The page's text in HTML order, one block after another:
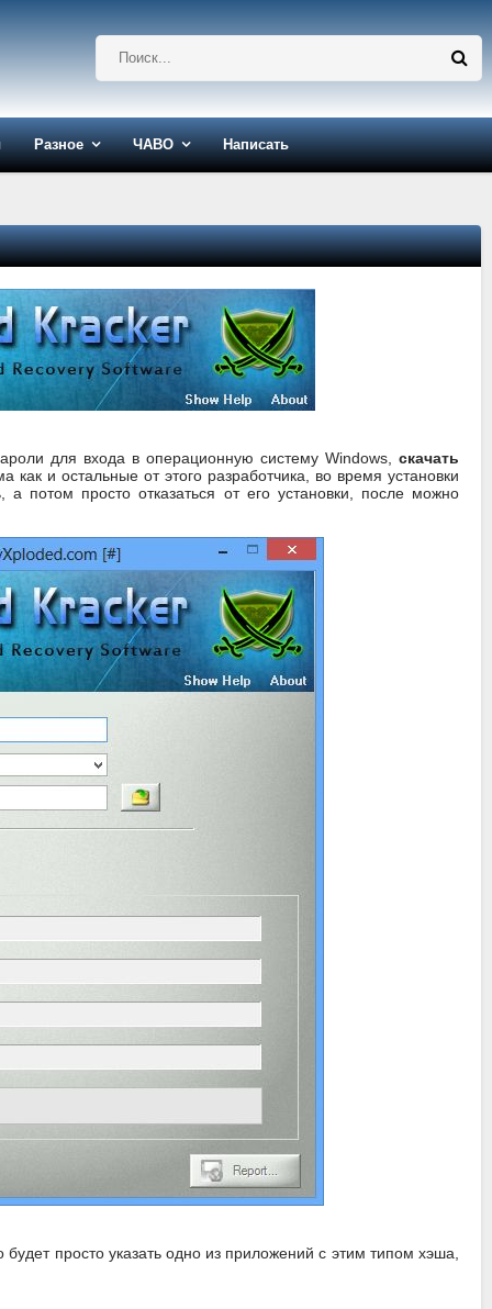
Разное ЧАВО Написать
для входа в операционную систему Windows, скачать
и остальные от этого разработчика, во время установки
а потом просто отказаться от его установки, после можно
просто указать одно из приложений с этим типом хэша,